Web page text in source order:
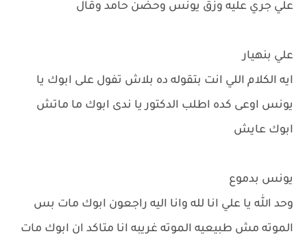
علي جري عليه وزق يونس وحضن حامد وقال
علي بنهيار
ايه الكلام اللي انت بتقوله ده بلاش تفول على ابوك يا
يونس اوعى كده اطلب الدكتور يا ندى ابوك ما ماتش
ابوك عايش
يونس بدموع
وحد الله يا علي انا لله وانا اليه راجعون ابوك مات بس
الموته مش طبيعيه الموته غريبه انا متاكد ان ابوك مات